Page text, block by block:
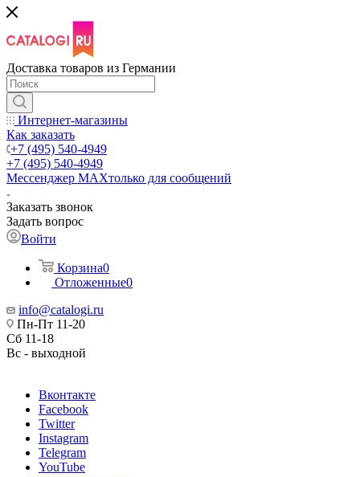
Доставка товаров из Германии
Интернет-магазины
Как заказать
+7 (495) 540-4949
+7 (495) 540-4949
Мессенджер МАХтолько для сообщений
Заказать звонок
Задать вопрос
Войти
Корзина0
Отложенные0
info@catalogi.ru
Пн-Пт 11-20
Сб 11-18
Вс - выходной
Вконтакте
Facebook
Twitter
Instagram
Telegram
YouTube